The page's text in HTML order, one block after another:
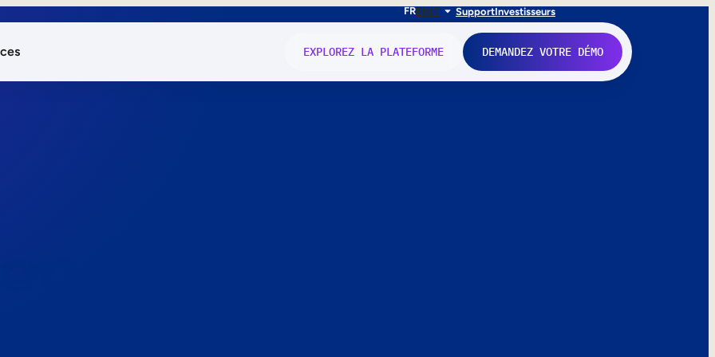
FRENIT SupportInvestisseurs
EXPLOREZ LA PLATEFORME DEMANDEZ VOTRE DÉMO